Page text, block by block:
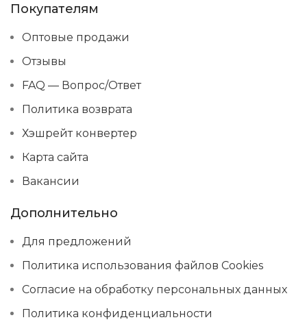
Покупателям
Оптовые продажи
Отзывы
FAQ — Вопрос/Ответ
Политика возврата
Хэшрейт конвертер
Карта сайта
Вакансии
Дополнительно
Для предложений
Политика использования файлов Cookies
Согласие на обработку персональных данных
Политика конфиденциальности